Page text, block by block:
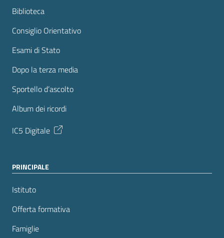
Biblioteca
Consiglio Orientativo
Esami di Stato
Dopo la terza media
Sportello d’ascolto
Album dei ricordi
IC5 Digitale
PRINCIPALE
Istituto
Offerta formativa
Famiglie